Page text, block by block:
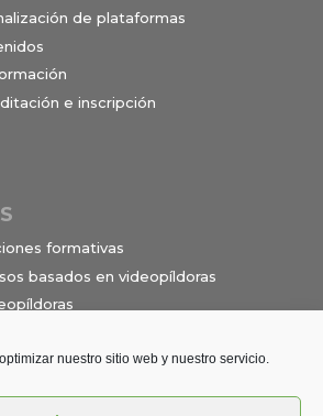
nuestro sitio web y nuestro servicio.
de plataformas
e inscripción
formativas
basados en videopíldoras